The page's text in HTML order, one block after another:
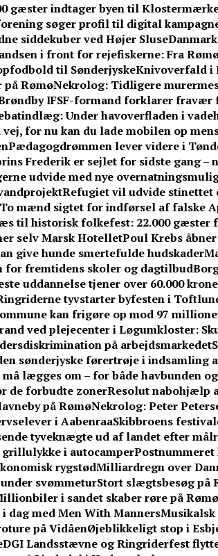
gæster indtager byen til
søger profil til digital
siddekuber ved Højer Sluse
i front for rejefiskerne: Fra
til SønderjyskeKnivoverfald i
på RømøNekrolog: Tidligere
IFSF-formand forklarer
Under havoverfladen i
for nu kan du lade mobilen op
Pædagogdrømmen lever videre i
Frederik er sejlet for sidste gang –
udvide med nye
Refugiet vil udvide
To mænd sigtet for indførsel af falske
til historisk folkefest: 22.000
selv Marsk HotelletPoul Krebs
give hunde smertefulde hudskader
fremtidens skoler og dagtilbud
uddannelse tjener over 60.000
tyvstarter byfesten i
kan frigøre op mod 97
ved plejecenter i Løgumkloster:
på arbejdsmarkedet
sønderjyske førertrøje i indsamling
må lægges om – for både havbunden
de forbudte zonerResolut nabohjælp
på RømøNekrolog: Peter
i AabenraaSkibbroens
tyveknægte ud af landet efter
i autocamper
rygstødMilliardregn over
svømmeturStort slægtsbesøg på
i sandet skaber røre på Rømø
dag med Men With Manners
på VidåenØjeblikkeligt stop i
DGI Landsstævne og Ringriderfest